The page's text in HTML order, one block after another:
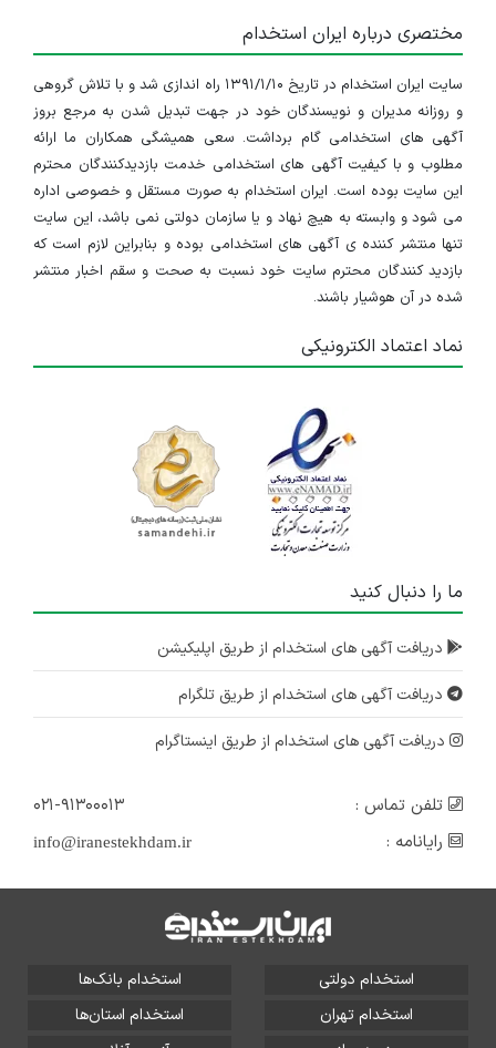
مختصری درباره ایران استخدام
سایت ایران استخدام در تاریخ ۱۳۹۱/۱/۱۰ راه اندازی شد و با تلاش گروهی
و روزانه مدیران و نویسندگان خود در جهت تبدیل شدن به مرجع بروز
آگهی های استخدامی گام برداشت. سعی همیشگی همکاران ما ارائه
مطلوب و با کیفیت آگهی های استخدامی خدمت بازدیدکنندگان محترم
این سایت بوده است. ایران استخدام به صورت مستقل و خصوصی اداره
می شود و وابسته به هیچ نهاد و یا سازمان دولتی نمی باشد، این سایت
تنها منتشر کننده ی آگهی های استخدامی بوده و بنابراین لازم است که
بازدید کنندگان محترم سایت خود نسبت به صحت و سقم اخبار منتشر
شده در آن هوشیار باشند.
نماد اعتماد الکترونیکی
ما را دنبال کنید
دریافت آگهی های استخدام از طریق اپلیکیشن
دریافت آگهی های استخدام از طریق تلگرام
دریافت آگهی های استخدام از طریق اینستاگرام
تلفن تماس :
۰۲۱-۹۱۳۰۰۰۱۳
رایانامه :
info@iranestekhdam.ir
استخدام دولتی
استخدام بانک‌ها
استخدام تهران
استخدام استان‌ها